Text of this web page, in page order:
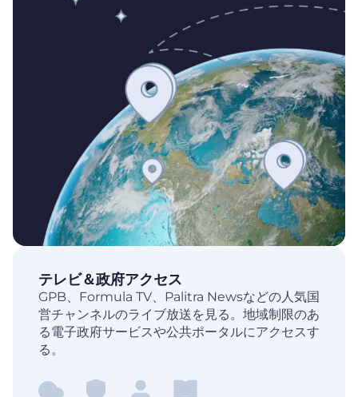
テレビ＆政府アクセス
GPB、Formula TV、Palitra Newsなどの人気国
営チャンネルのライブ放送を見る。地域制限のあ
る電子政府サービスや公共ポータルにアクセスす
る。